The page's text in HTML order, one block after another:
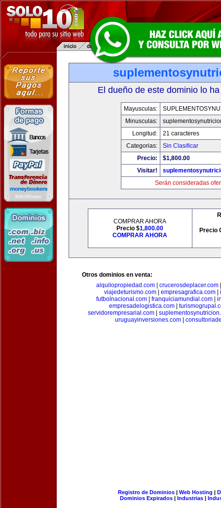
El dueño de este dominio lo
Mayusculas:
Minusculas:
Longitud:
21 caracteres
Categorias:
Sin Clasificar
Precio:
$1,800.00
Visitar!
Serán consideradas
COMPRAR AHORA
Precio $1,800.00
COMPRAR AHORA
Precio
Otros dominios en venta:
alquilopropiedad.com| crucerosdeplacer.com
viajedeturismo.com| empresagrafica.com|
futbolnacional.com
franquiciamundial.com
empresadelogistica.com
servidorempresarial.com|
uruguayinversiones.com
Registro de Dominios| Web Hosting |
Dominios Expirados | Industrias |